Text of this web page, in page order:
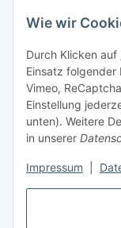
Wie wir
Durch Klicken auf
Einsatz folgender
Vimeo,
Einstellung
unten). Weitere
in unserer
Impressum